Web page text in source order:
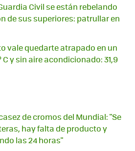
Civil se están rebelando
de sus superiores: patrullar en
vale quedarte atrapado en un
C y sin aire acondicionado: 31,9
de cromos del Mundial: "Se
hay falta de producto y
las 24 horas"